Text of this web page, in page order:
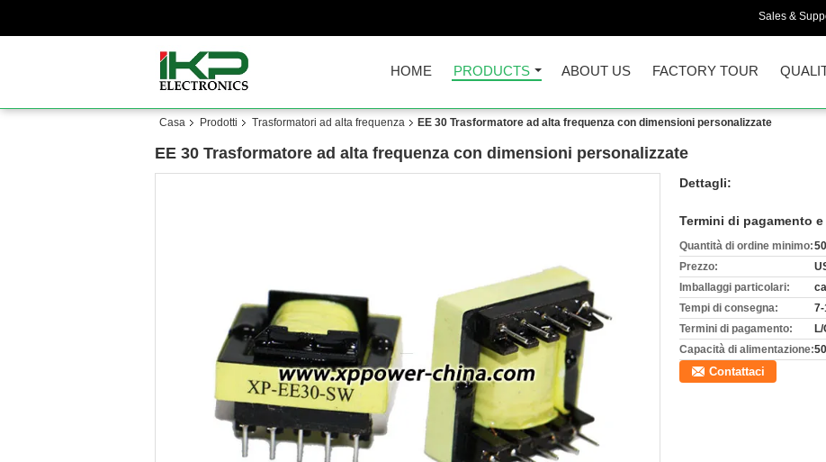
Sales &
HOME PRODUCTS ABOUT US FACTORY TOUR
Casa Prodotti Trasformatori ad alta frequenza EE 30 Trasformatore ad alta frequenza con dimensioni personalizzate
EE 30 Trasformatore ad alta frequenza con dimensioni personalizzate
Dettagli:
Termini di pagamento
Quantità di ordine minimo:
Prezzo:
Imballaggi particolari:
Tempi di consegna:
Termini di pagamento:
Capacità di alimentazione:
Contattaci